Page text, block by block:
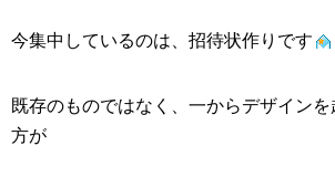
今集中しているのは、招待状作りです
既存のものではなく、一からデザインを
方が